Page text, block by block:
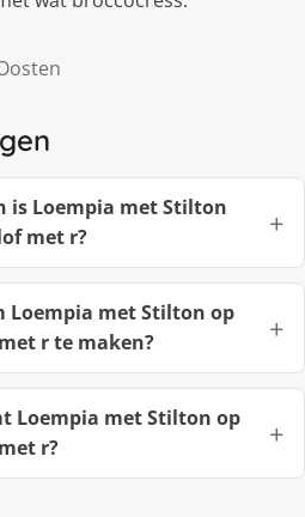
is Loempia met Stilton
met r?
Loempia met Stilton op
r te maken?
Loempia met Stilton op
r?